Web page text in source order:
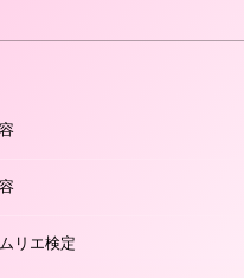
リエ検定